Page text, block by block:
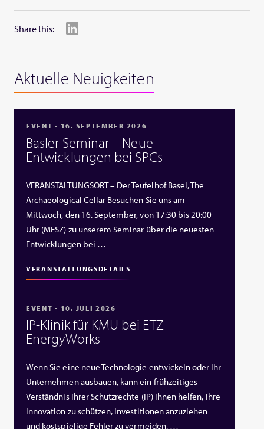
Share this:
Aktuelle Neuigkeiten
EVENT - 16. SEPTEMBER 2026
Basler Seminar – Neue
Entwicklungen bei SPCs
VERANSTALTUNGSORT – Der Teufelhof Basel, The
Archaeological Cellar Besuchen Sie uns am
Mittwoch, den 16. September, von 17:30 bis 20:00
Uhr (MESZ) zu unserem Seminar über die neuesten
Entwicklungen bei …
VERANSTALTUNGSDETAILS
EVENT - 10. JULI 2026
IP‑Klinik für KMU bei ETZ
EnergyWorks
Wenn Sie eine neue Technologie entwickeln oder Ihr
Unternehmen ausbauen, kann ein frühzeitiges
Verständnis Ihrer Schutzrechte (IP) Ihnen helfen, Ihre
Innovation zu schützen, Investitionen anzuziehen
und kostspielige Fehler zu vermeiden. …